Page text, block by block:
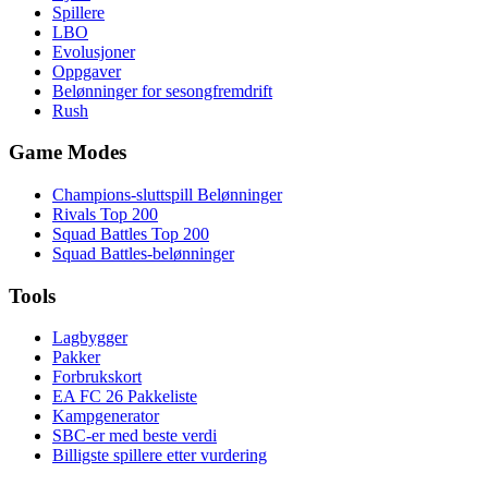
Spillere
LBO
Evolusjoner
Oppgaver
Belønninger for sesongfremdrift
Rush
Game Modes
Champions-sluttspill Belønninger
Rivals Top 200
Squad Battles Top 200
Squad Battles-belønninger
Tools
Lagbygger
Pakker
Forbrukskort
EA FC 26 Pakkeliste
Kampgenerator
SBC-er med beste verdi
Billigste spillere etter vurdering